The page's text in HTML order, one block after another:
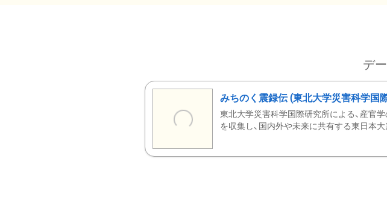
デ
みちのく震録伝 (東北大学災害科学国
東北大学災害科学国際研究所による、産官学
を収集し、国内外や未来に共有する東日本